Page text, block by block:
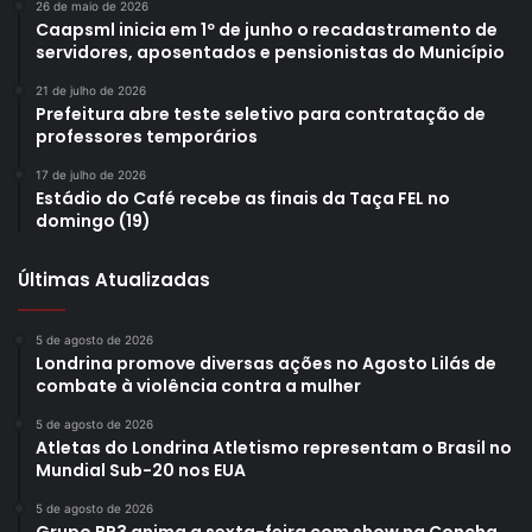
Vivian Honorato/PML
A reitora da Universidade Estadual de Londrina (UEL),
professora Marta Fávaro, também participou da abertura
administração municipal por aproximar o espaço da escola
da universidade, e registrou seus parabéns também aos
professores por transformarem a realidade das crianças.
“Quando nós falamos em ciência e em cultura, estamos
fazendo, efetivamente, uma integração entre a educação
me orgulha estar aqui hoje, como professora,
26 de maio de 2026
Caapsml inicia em 1º de junho o recadastramento de
servidores, aposentados e pensionistas do Município
21 de julho de 2026
Prefeitura abre teste seletivo para contratação de
professores temporários
17 de julho de 2026
Estádio do Café recebe as finais da Taça FEL no
domingo (19)
Últimas Atualizadas
5 de agosto de 2026
Londrina promove diversas ações no Agosto Lilás de
combate à violência contra a mulher
5 de agosto de 2026
Atletas do Londrina Atletismo representam o Brasil no
Mundial Sub-20 nos EUA
5 de agosto de 2026